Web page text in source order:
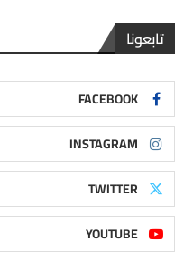
تابعونا
FACEBOOK
INSTAGRAM
TWITTER
YOUTUBE